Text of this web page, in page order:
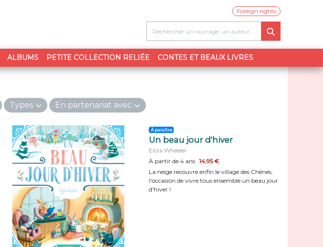
Foreign rights
ALBUMS PETITE COLLECTION RELIÉE CONTES ET BEAUX LIVRES
Types En partenariat avec
À paraître
Un beau jour d'hiver
Eliza Wheeler
À partir de 4 ans 14,95 €
La neige recouvre enfin le village des Chênes,
l'occasion de vivre tous ensemble un beau jour
d'hiver !